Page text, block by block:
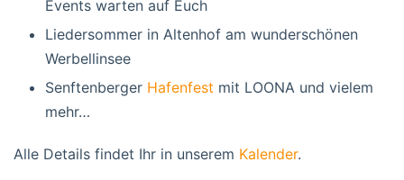
Events warten auf Euch
Liedersommer in Altenhof am wunderschönen
Werbellinsee
Senftenberger Hafenfest mit LOONA und vielem
mehr…
Alle Details findet Ihr in unserem Kalender.